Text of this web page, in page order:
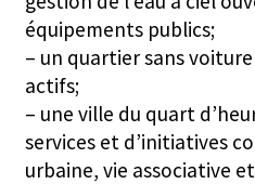
équipements publics;
– un quartier sans
actifs;
– une ville du quart
services et d’initiatives
urbaine, vie associative